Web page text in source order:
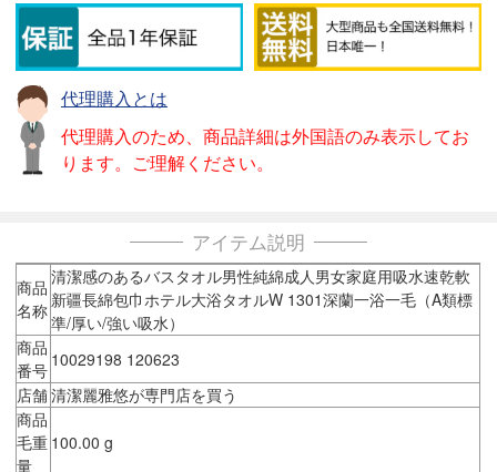
代理購入とは
代理購入のため、商品詳細は外国語のみ表示してお
ります。ご理解ください。
アイテム説明
商品
名称
清潔感のあるバスタオル男性純綿成人男女家庭用吸水速乾軟
新疆長綿包巾ホテル大浴タオルW 1301深蘭一浴一毛（A類標
準/厚い/強い吸水）
商品
番号 10029198 120623
店舗清潔麗雅悠が専門店を買う
商品
毛重
量
100.00 g